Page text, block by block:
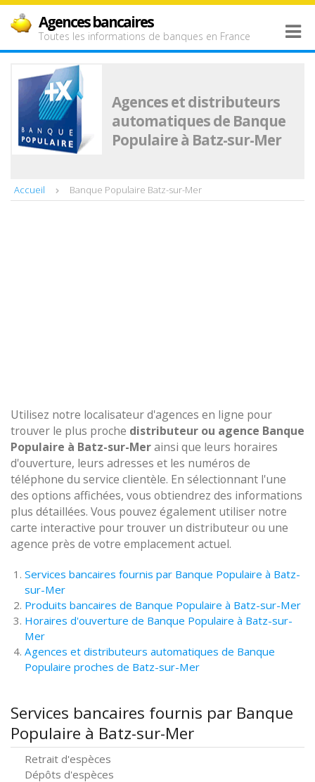
Agences bancaires
Toutes les informations de banques en France
Agences et distributeurs
automatiques de Banque
Populaire à Batz-sur-Mer
Accueil Banque Populaire Batz-sur-Mer
Utilisez notre localisateur d'agences en ligne pour
trouver le plus proche distributeur ou agence Banque
Populaire à Batz-sur-Merainsi que leurs horaires
d'ouverture, leurs adresses et les numéros de
téléphone du service clientèle. En sélectionnant l'une
des options affichées, vous obtiendrez des informations
plus détaillées. Vous pouvez également utiliser notre
carte interactive pour trouver un distributeur ou une
agence près de votre emplacement actuel.
Services bancaires fournis par Banque Populaire à Batz-
sur-Mer
Produits bancaires de Banque Populaire à Batz-sur-Mer
Horaires d'ouverture de Banque Populaire à Batz-sur-
Mer
Agences et distributeurs automatiques de Banque
Populaire proches de Batz-sur-Mer
Services bancaires fournis par Banque
Populaire à Batz-sur-Mer
Retrait d'espèces
Dépôts d'espèces